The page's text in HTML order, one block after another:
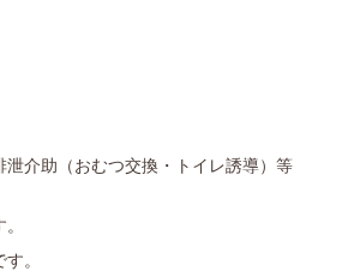
介助（おむつ交換・トイレ誘導）等
。